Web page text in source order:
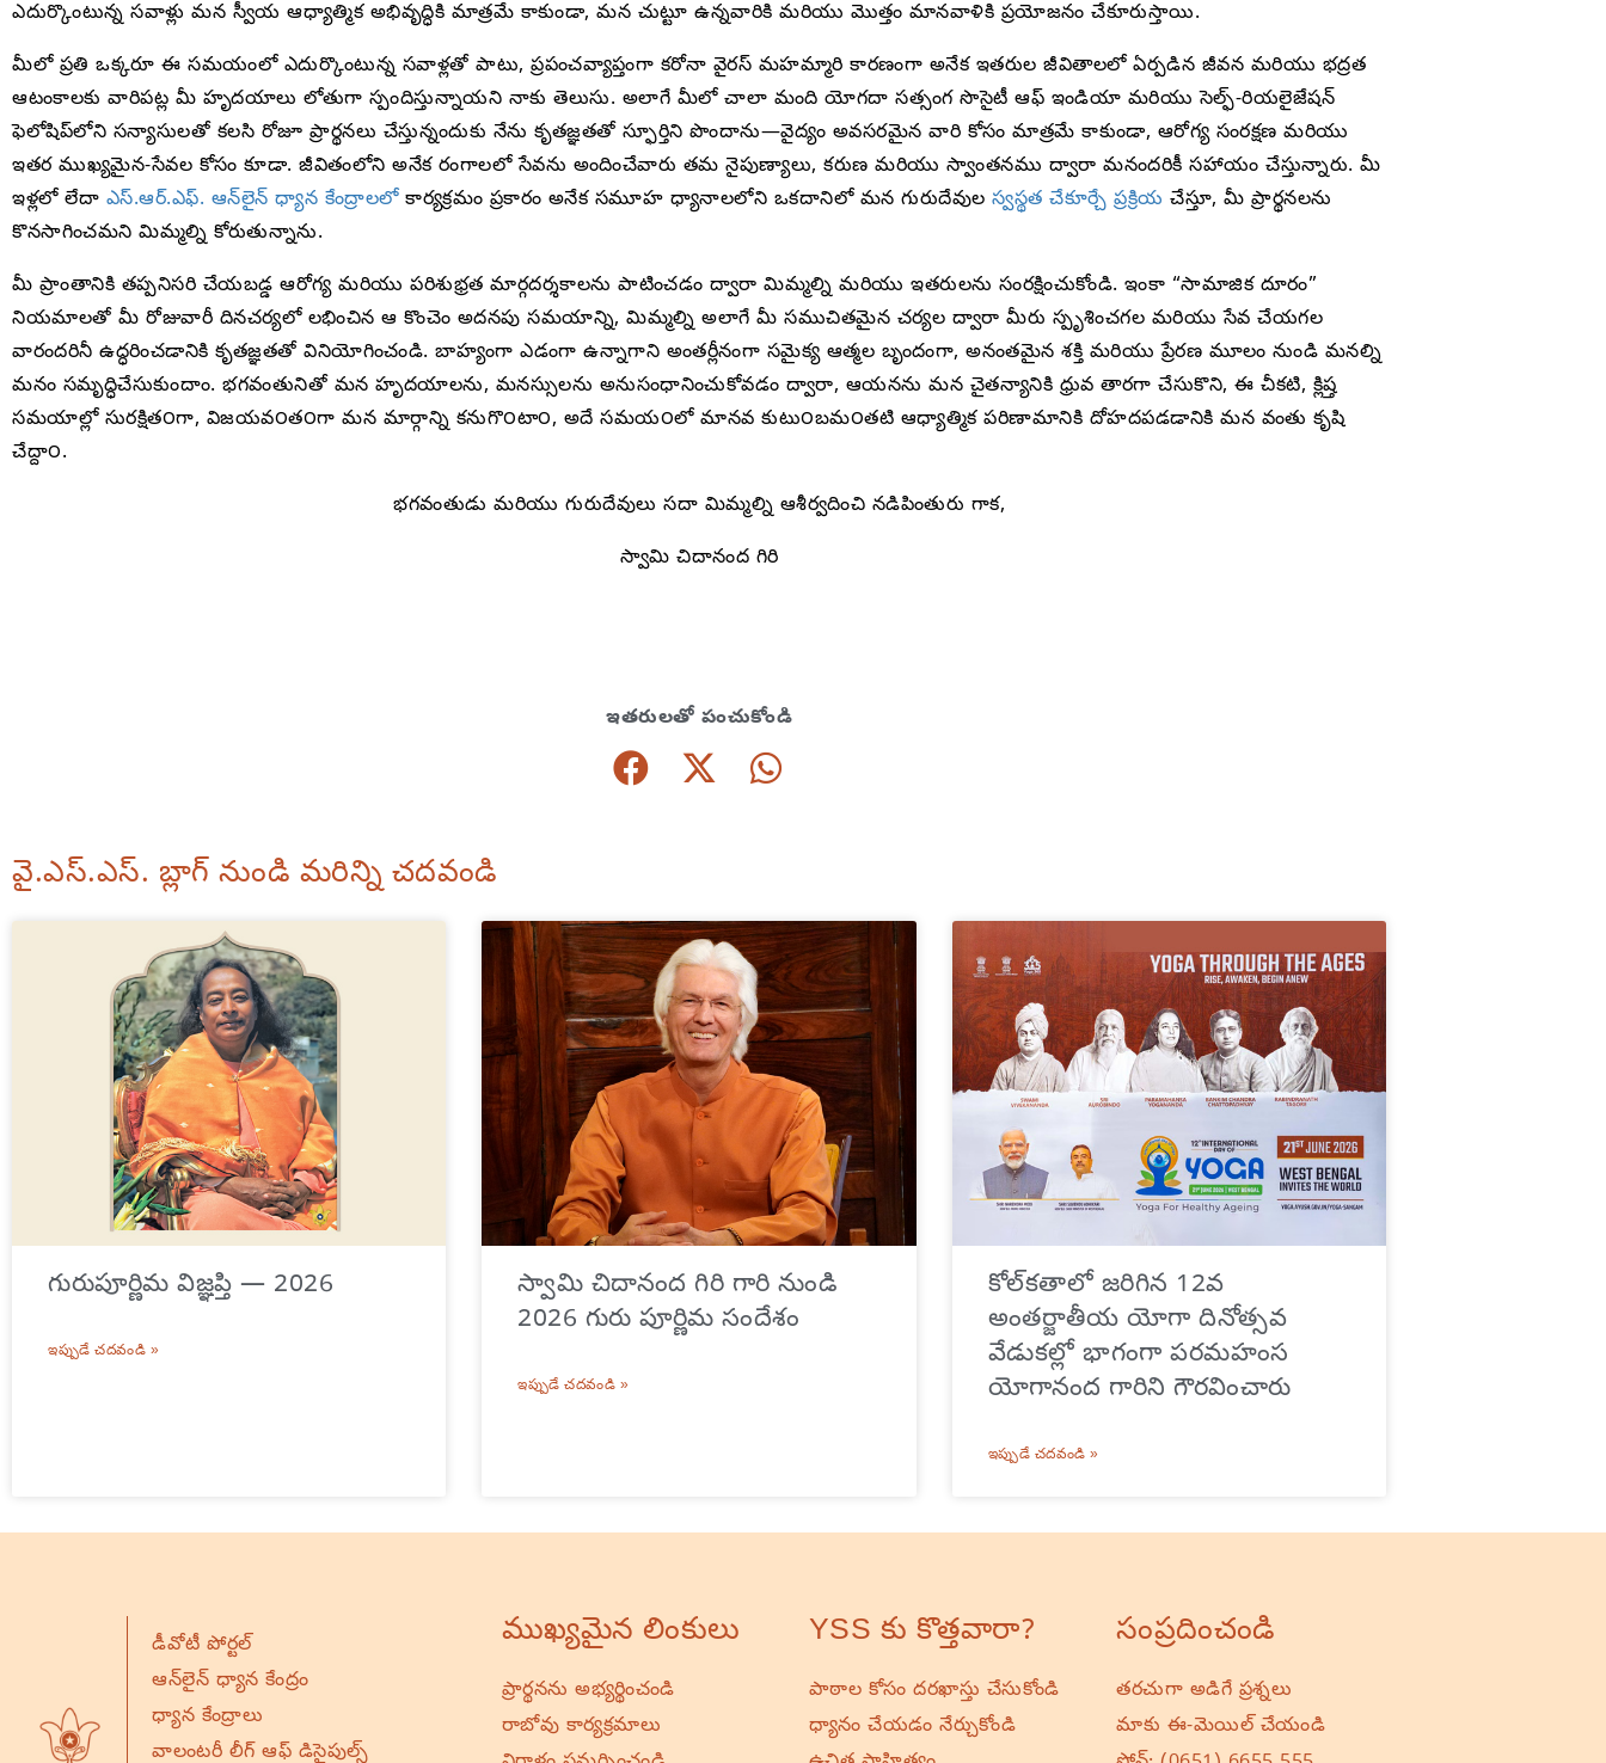
ఎదుర్కొంటున్న సవాళ్లు మన స్వీయ ఆధ్యాత్మిక అభివృద్ధికి మాత్రమే కాకుండా, మన చుట్టూ ఉన్నవారికి మరియు మొత్తం మానవాళికి ప్రయోజనం చేకూరుస్తాయి.
మీలో ప్రతి ఒక్కరూ ఈ సమయంలో ఎదుర్కొంటున్న సవాళ్లతో పాటు, ప్రపంచవ్యాప్తంగా కరోనా వైరస్ మహమ్మారి కారణంగా అనేక ఇతరుల జీవితాలలో ఏర్పడిన జీవన మరియు భద్రత
ఆటంకాలకు వారిపట్ల మీ హృదయాలు లోతుగా స్పందిస్తున్నాయని నాకు తెలుసు. అలాగే మీలో చాలా మంది యోగదా సత్సంగ సొసైటీ ఆఫ్ ఇండియా మరియు సెల్ఫ్-రియలైజేషన్
ఫెలోషిప్‌లోని సన్యాసులతో కలసి రోజూ ప్రార్థనలు చేస్తున్నందుకు నేను కృతజ్ఞతతో స్ఫూర్తిని పొందాను—వైద్యం అవసరమైన వారి కోసం మాత్రమే కాకుండా, ఆరోగ్య సంరక్షణ మరియు
ఇతర ముఖ్యమైన-సేవల కోసం కూడా. జీవితంలోని అనేక రంగాలలో సేవను అందించేవారు తమ నైపుణ్యాలు, కరుణ మరియు స్వాంతనము ద్వారా మనందరికీ సహాయం చేస్తున్నారు. మీ
ఇళ్లలో లేదా ఎస్‌.ఆర్‌.ఎఫ్. ఆన్‌లైన్ ధ్యాన కేంద్రాలలోకార్యక్రమం ప్రకారం అనేక సమూహ ధ్యానాలలోని ఒకదానిలో మన గురుదేవుల స్వస్థత చేకూర్చే ప్రక్రియ చేస్తూ, మీ ప్రార్థనలను
కొనసాగించమని మిమ్మల్ని కోరుతున్నాను.
మీ ప్రాంతానికి తప్పనిసరి చేయబడ్డ ఆరోగ్య మరియు పరిశుభ్రత మార్గదర్శకాలను పాటించడం ద్వారా మిమ్మల్ని మరియు ఇతరులను సంరక్షించుకోండి. ఇంకా “సామాజిక దూరం”
నియమాలతో మీ రోజువారీ దినచర్యలో లభించిన ఆ కొంచెం అదనపు సమయాన్ని, మిమ్మల్ని అలాగే మీ సముచితమైన చర్యల ద్వారా మీరు స్పృశించగల మరియు సేవ చేయగల
వారందరినీ ఉద్ధరించడానికి కృతజ్ఞతతో వినియోగించండి. బాహ్యంగా ఎడంగా ఉన్నాగాని అంతర్లీనంగా సమైక్య ఆత్మల బృందంగా, అనంతమైన శక్తి మరియు ప్రేరణ మూలం నుండి మనల్ని
మనం సమృద్ధిచేసుకుందాం. భగవంతునితో మన హృదయాలను, మనస్సులను అనుసంధానించుకోవడం ద్వారా, ఆయనను మన చైతన్యానికి ధ్రువ తారగా చేసుకొని, ఈ చీకటి, క్లిష్త
సమయాల్లో సురక్షిత౦గా, విజయవ౦త౦గా మన మార్గాన్ని కనుగొ౦టా౦, అదే సమయ౦లో మానవ కుటు౦బమ౦తటి ఆధ్యాత్మిక పరిణామానికి దోహదపడడానికి మన వంతు కృషి
చేద్దా౦.
భగవంతుడు మరియు గురుదేవులు సదా మిమ్మల్ని ఆశీర్వదించి నడిపింతురు గాక,
స్వామి చిదానంద గిరి
ఇతరులతో పంచుకోండి
వై.ఎస్.ఎస్. బ్లాగ్ నుండి మరిన్ని చదవండి
గురుపూర్ణిమ విజ్ఞప్తి — 2026
ఇప్పుడే చదవండి »
స్వామి చిదానంద గిరి గారి నుండి
2026 గురు పూర్ణిమ సందేశం
ఇప్పుడే చదవండి »
కోల్‌కతాలో జరిగిన 12వ
అంతర్జాతీయ యోగా దినోత్సవ
వేడుకల్లో భాగంగా పరమహంస
యోగానంద గారిని గౌరవించారు
ఇప్పుడే చదవండి »
డీవోటీ పోర్టల్
ఆన్‌లైన్ ధ్యాన కేంద్రం
ధ్యాన కేంద్రాలు
వాలంటరీ లీగ్ ఆఫ్ డిసైపుల్స్
ముఖ్యమైన లింకులు
ప్రార్థనను అభ్యర్థించండి
రాబోవు కార్యక్రమాలు
YSS కు కొత్తవారా?
పాఠాల కోసం దరఖాస్తు చేసుకోండి
ధ్యానం చేయడం నేర్చుకోండి
సంప్రదించండి
తరచుగా అడిగే ప్రశ్నలు
మాకు ఈ-మెయిల్ చేయండి